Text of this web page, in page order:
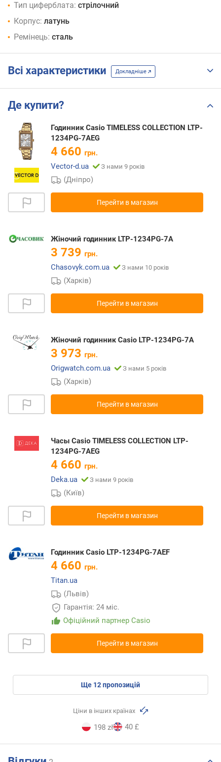
Тип циферблата: стрілочний
Корпус: латунь
Ремінець: сталь
Всі характеристики Докладніше
Де купити?
Годинник Casio TIMELESS COLLECTION LTP-
1234PG-7AEG
4 660 грн.
Vector-d.ua
З нами 9 років
(Дніпро)
Перейти в магазин
Жіночий годинник LTP-1234PG-7A
3 739 грн.
Chasovyk.com.ua
З нами 10 років
(Харків)
Перейти в магазин
Жіночий годинник Casio LTP-1234PG-7A
3 973 грн.
Origwatch.com.ua
З нами 5 років
(Харків)
Перейти в магазин
Часы Casio TIMELESS COLLECTION LTP-
1234PG-7AEG
4 660 грн.
Deka.ua
З нами 9 років
(Київ)
Перейти в магазин
Годинник Casio LTP-1234PG-7AEF
4 660 грн.
Titan.ua
(Львів)
Гарантія: 24 міс.
Офіційний партнер Casio
Перейти в магазин
ще 12пропозицій
Ціни в інших країнах
198 zł 40 £